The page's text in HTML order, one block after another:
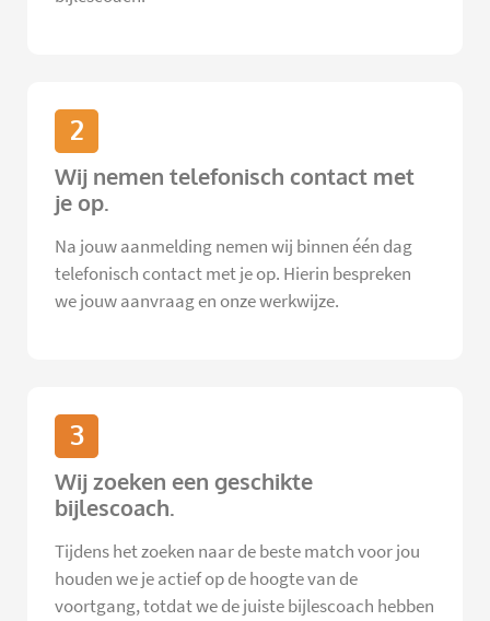
2
Wij nemen telefonisch contact met
je op.
Na jouw aanmelding nemen wij binnen één dag
telefonisch contact met je op. Hierin bespreken
we jouw aanvraag en onze werkwijze.
3
Wij zoeken een geschikte
bijlescoach.
Tijdens het zoeken naar de beste match voor jou
houden we je actief op de hoogte van de
voortgang, totdat we de juiste bijlescoach hebben